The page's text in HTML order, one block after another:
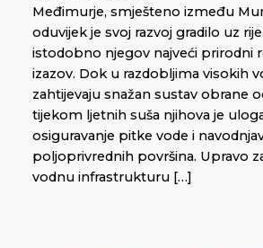
Međimurje, smješteno između
oduvijek je svoj razvoj gradilo uz
istodobno njegov najveći prirodni
izazov. Dok u razdobljima visokih
zahtijevaju snažan sustav obrane
tijekom ljetnih suša njihova je
osiguravanje pitke vode i
poljoprivrednih površina. Upravo
vodnu infrastrukturu […]